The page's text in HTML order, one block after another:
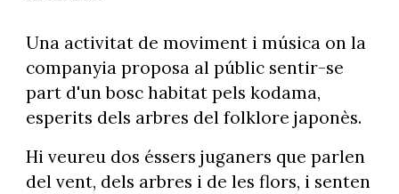
Una activitat de moviment i música on la
companyia proposa al públic sentir-se
part d'un bosc habitat pels kodama,
esperits dels arbres del folklore japonès.
Hi veureu dos éssers juganers que parlen
del vent, dels arbres i de les flors, i senten